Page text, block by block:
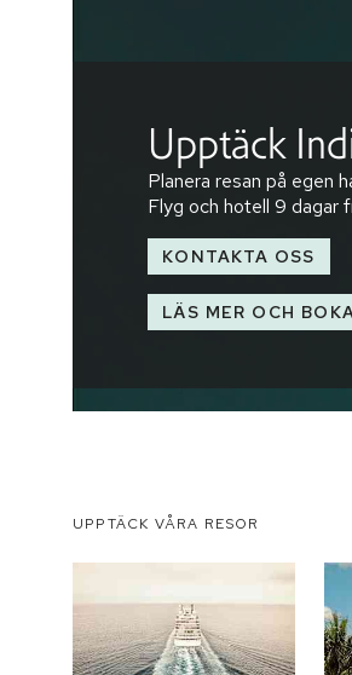
Upptäck
Planera resan på egen
Flyg och hotell 9 dagar
KONTAKTA OSS
LÄS MER OCH
UPPTÄCK VÅRA RESOR